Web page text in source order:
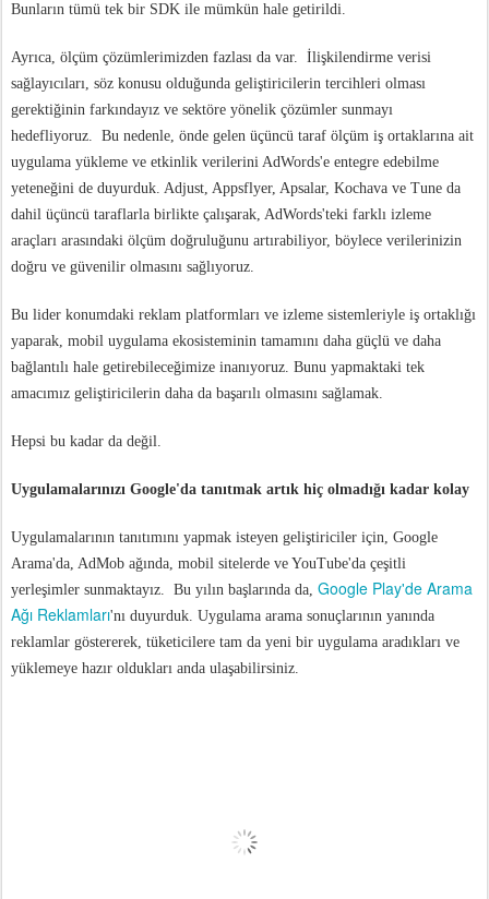
Bunların tümü tek bir SDK ile mümkün hale getirildi.
Ayrıca, ölçüm çözümlerimizden fazlası da var. İlişkilendirme verisi
sağlayıcıları, söz konusu olduğunda geliştiricilerin tercihleri olması
gerektiğinin farkındayız ve sektöre yönelik çözümler sunmayı
hedefliyoruz. Bu nedenle, önde gelen üçüncü taraf ölçüm iş ortaklarına ait
uygulama yükleme ve etkinlik verilerini AdWords'e entegre edebilme
yeteneğini de duyurduk. Adjust, Appsflyer, Apsalar, Kochava ve Tune da
dahil üçüncü taraflarla birlikte çalışarak, AdWords'teki farklı izleme
araçları arasındaki ölçüm doğruluğunu artırabiliyor, böylece verilerinizin
doğru ve güvenilir olmasını sağlıyoruz.
Bu lider konumdaki reklam platformları ve izleme sistemleriyle iş ortaklığı
yaparak, mobil uygulama ekosisteminin tamamını daha güçlü ve daha
bağlantılı hale getirebileceğimize inanıyoruz. Bunu yapmaktaki tek
amacımız geliştiricilerin daha da başarılı olmasını sağlamak.
Hepsi bu kadar da değil.
Uygulamalarınızı Google'da tanıtmak artık hiç olmadığı kadar kolay
Uygulamalarının tanıtımını yapmak isteyen geliştiriciler için, Google
Arama'da, AdMob ağında, mobil sitelerde ve YouTube'da çeşitli
yerleşimler sunmaktayız. Bu yılın başlarında da, Google Play'de Arama
Ağı Reklamları'nı duyurduk. Uygulama arama sonuçlarının yanında
reklamlar göstererek, tüketicilere tam da yeni bir uygulama aradıkları ve
yüklemeye hazır oldukları anda ulaşabilirsiniz.